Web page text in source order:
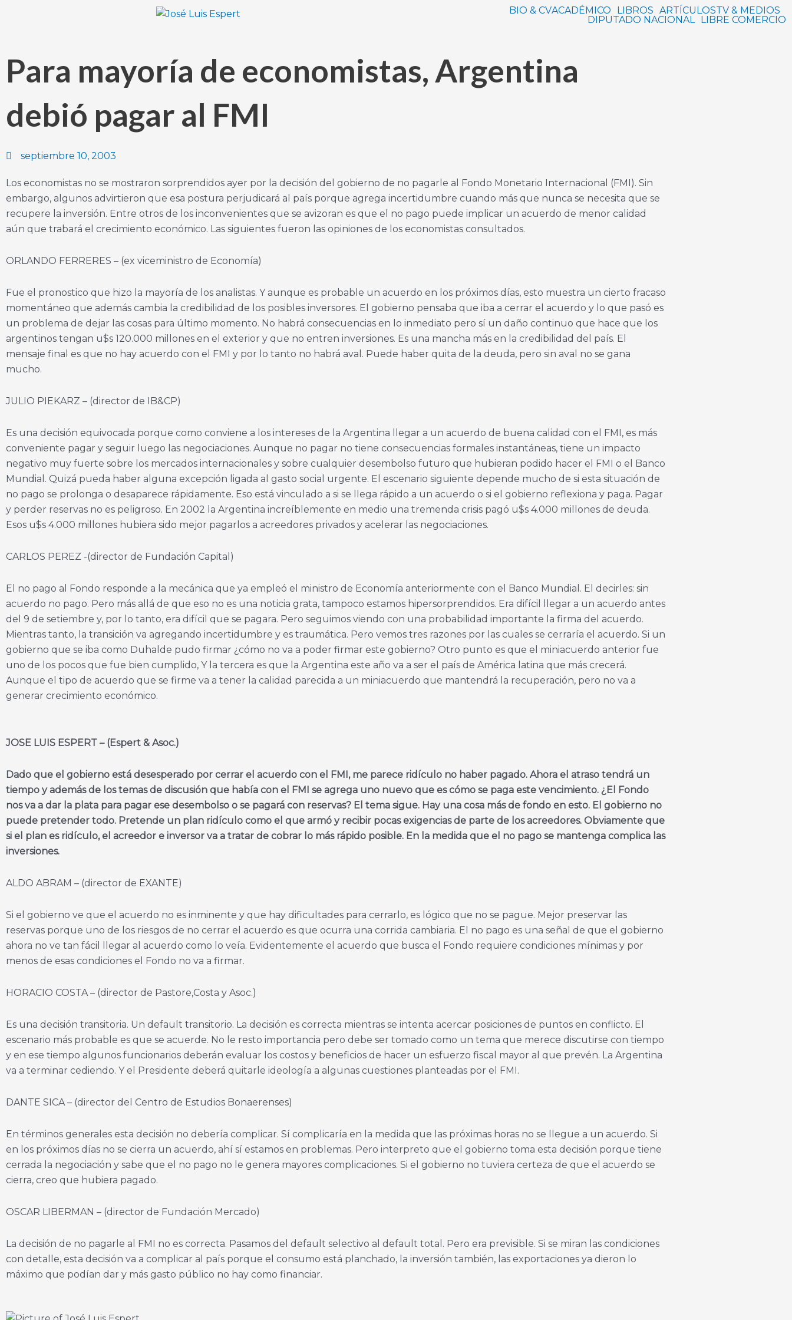
BIO & CVACADÉMICO LIBROS ARTÍCULOSTV & MEDIOS
DIPUTADO NACIONAL LIBRE COMERCIO
Para mayoría de economistas, Argentina
debió pagar al FMI
septiembre 10, 2003
Los economistas no se mostraron sorprendidos ayer por la decisión del gobierno de no pagarle al Fondo Monetario Internacional (FMI). Sin
embargo, algunos advirtieron que esa postura perjudicará al país porque agrega incertidumbre cuando más que nunca se necesita que se
recupere la inversión. Entre otros de los inconvenientes que se avizoran es que el no pago puede implicar un acuerdo de menor calidad
aún que trabará el crecimiento económico. Las siguientes fueron las opiniones de los economistas consultados.
ORLANDO FERRERES – (ex viceministro de Economía)
Fue el pronostico que hizo la mayoría de los analistas. Y aunque es probable un acuerdo en los próximos días, esto muestra un cierto fracaso
momentáneo que además cambia la credibilidad de los posibles inversores. El gobierno pensaba que iba a cerrar el acuerdo y lo que pasó es
un problema de dejar las cosas para último momento. No habrá consecuencias en lo inmediato pero sí un daño continuo que hace que los
argentinos tengan u$s 120.000 millones en el exterior y que no entren inversiones. Es una mancha más en la credibilidad del país. El
mensaje final es que no hay acuerdo con el FMI y por lo tanto no habrá aval. Puede haber quita de la deuda, pero sin aval no se gana
mucho.
JULIO PIEKARZ – (director de IB&CP)
Es una decisión equivocada porque como conviene a los intereses de la Argentina llegar a un acuerdo de buena calidad con el FMI, es más
conveniente pagar y seguir luego las negociaciones. Aunque no pagar no tiene consecuencias formales instantáneas, tiene un impacto
negativo muy fuerte sobre los mercados internacionales y sobre cualquier desembolso futuro que hubieran podido hacer el FMI o el Banco
Mundial. Quizá pueda haber alguna excepción ligada al gasto social urgente. El escenario siguiente depende mucho de si esta situación de
no pago se prolonga o desaparece rápidamente. Eso está vinculado a si se llega rápido a un acuerdo o si el gobierno reflexiona y paga. Pagar
y perder reservas no es peligroso. En 2002 la Argentina increíblemente en medio una tremenda crisis pagó u$s 4.000 millones de deuda.
Esos u$s 4.000 millones hubiera sido mejor pagarlos a acreedores privados y acelerar las negociaciones.
CARLOS PEREZ -(director de Fundación Capital)
El no pago al Fondo responde a la mecánica que ya empleó el ministro de Economía anteriormente con el Banco Mundial. El decirles: sin
acuerdo no pago. Pero más allá de que eso no es una noticia grata, tampoco estamos hipersorprendidos. Era difícil llegar a un acuerdo antes
del 9 de setiembre y, por lo tanto, era difícil que se pagara. Pero seguimos viendo con una probabilidad importante la firma del acuerdo.
Mientras tanto, la transición va agregando incertidumbre y es traumática. Pero vemos tres razones por las cuales se cerraría el acuerdo. Si un
gobierno que se iba como Duhalde pudo firmar ¿cómo no va a poder firmar este gobierno? Otro punto es que el miniacuerdo anterior fue
uno de los pocos que fue bien cumplido, Y la tercera es que la Argentina este año va a ser el país de América latina que más crecerá.
Aunque el tipo de acuerdo que se firme va a tener la calidad parecida a un miniacuerdo que mantendrá la recuperación, pero no va a
generar crecimiento económico.
JOSE LUIS ESPERT – (Espert & Asoc.)
Dado que el gobierno está desesperado por cerrar el acuerdo con el FMI, me parece ridículo no haber pagado. Ahora el atraso tendrá un
tiempo y además de los temas de discusión que había con el FMI se agrega uno nuevo que es cómo se paga este vencimiento. ¿El Fondo
nos va a dar la plata para pagar ese desembolso o se pagará con reservas? El tema sigue. Hay una cosa más de fondo en esto. El gobierno no
puede pretender todo. Pretende un plan ridículo como el que armó y recibir pocas exigencias de parte de los acreedores. Obviamente que
si el plan es ridículo, el acreedor e inversor va a tratar de cobrar lo más rápido posible. En la medida que el no pago se mantenga complica las
inversiones.
ALDO ABRAM – (director de EXANTE)
Si el gobierno ve que el acuerdo no es inminente y que hay dificultades para cerrarlo, es lógico que no se pague. Mejor preservar las
reservas porque uno de los riesgos de no cerrar el acuerdo es que ocurra una corrida cambiaria. El no pago es una señal de que el gobierno
ahora no ve tan fácil llegar al acuerdo como lo veía. Evidentemente el acuerdo que busca el Fondo requiere condiciones mínimas y por
menos de esas condiciones el Fondo no va a firmar.
HORACIO COSTA – (director de Pastore,Costa y Asoc.)
Es una decisión transitoria. Un default transitorio. La decisión es correcta mientras se intenta acercar posiciones de puntos en conflicto. El
escenario más probable es que se acuerde. No le resto importancia pero debe ser tomado como un tema que merece discutirse con tiempo
y en ese tiempo algunos funcionarios deberán evaluar los costos y beneficios de hacer un esfuerzo fiscal mayor al que prevén. La Argentina
va a terminar cediendo. Y el Presidente deberá quitarle ideología a algunas cuestiones planteadas por el FMI.
DANTE SICA – (director del Centro de Estudios Bonaerenses)
En términos generales esta decisión no debería complicar. Sí complicaría en la medida que las próximas horas no se llegue a un acuerdo. Si
en los próximos días no se cierra un acuerdo, ahí sí estamos en problemas. Pero interpreto que el gobierno toma esta decisión porque tiene
cerrada la negociación y sabe que el no pago no le genera mayores complicaciones. Si el gobierno no tuviera certeza de que el acuerdo se
cierra, creo que hubiera pagado.
OSCAR LIBERMAN – (director de Fundación Mercado)
La decisión de no pagarle al FMI no es correcta. Pasamos del default selectivo al default total. Pero era previsible. Si se miran las condiciones
con detalle, esta decisión va a complicar al país porque el consumo está planchado, la inversión también, las exportaciones ya dieron lo
máximo que podían dar y más gasto público no hay como financiar.